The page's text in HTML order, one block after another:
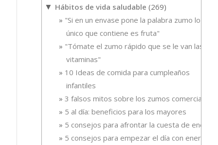
▼ Hábitos de vida saludable (269)
"Si en un envase pone la palabra zumo lo
único que contiene es fruta"
"Tómate el zumo rápido que se le van las
vitaminas"
10 Ideas de comida para cumpleaños
infantiles
3 falsos mitos sobre los zumos comerciales
5 al día: beneficios para los mayores
5 consejos para afrontar la cuesta de enero
5 consejos para empezar el día con energía